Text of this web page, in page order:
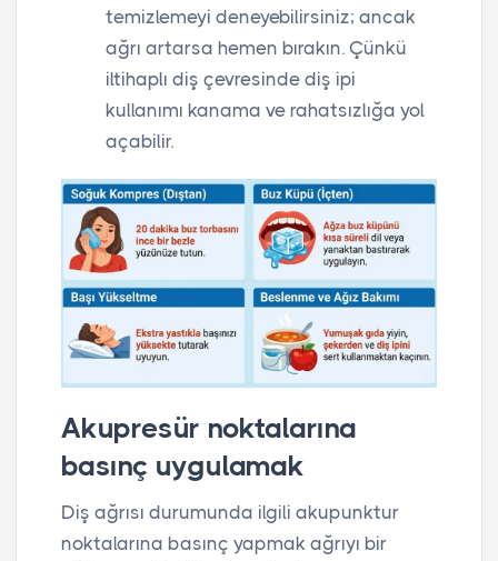
temizlemeyi deneyebilirsiniz; ancak
ağrı artarsa hemen bırakın. Çünkü
iltihaplı diş çevresinde diş ipi
kullanımı kanama ve rahatsızlığa yol
açabilir.
Akupresür noktalarına
basınç uygulamak
Diş ağrısı durumunda ilgili akupunktur
noktalarına basınç yapmak ağrıyı bir